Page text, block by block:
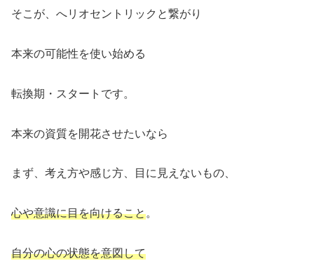
そこが、へリオセントリックと繋がり
本来の可能性を使い始める
転換期・スタートです。
本来の資質を開花させたいなら
まず、考え方や感じ方、目に見えないもの、
心や意識に目を向けること。
自分の心の状態を意図して